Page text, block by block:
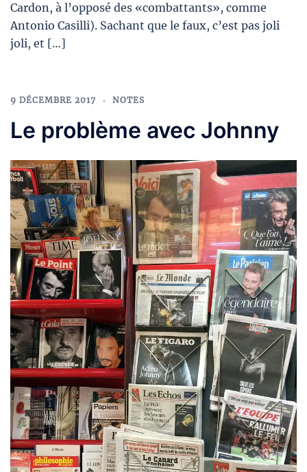
Cardon, à l’opposé des «combattants», comme
Antonio Casilli). Sachant que le faux, c’est pas joli
joli, et […]
9 DÉCEMBRE 2017 NOTES
Le problème avec Johnny